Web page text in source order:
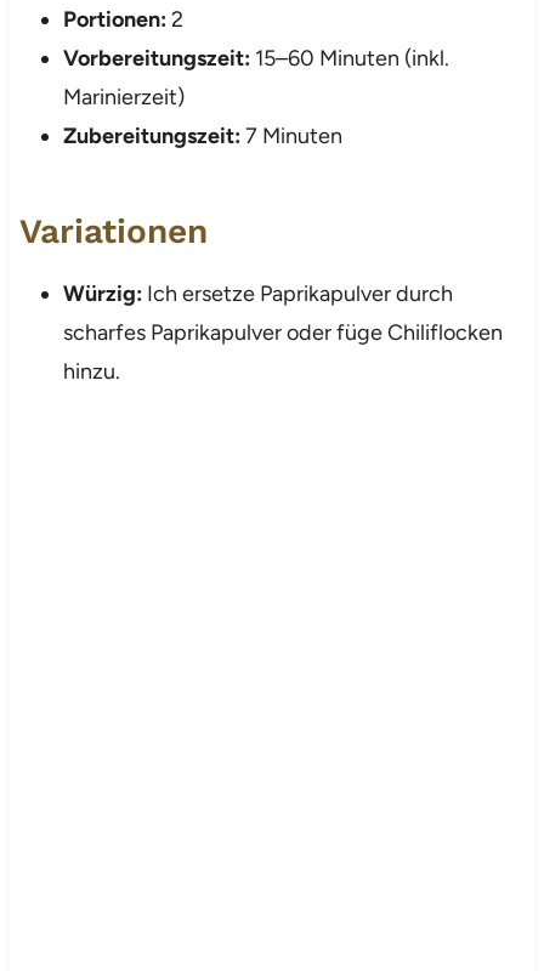
Portionen:2
Vorbereitungszeit:15–60 Minuten (inkl.
Marinierzeit)
Zubereitungszeit:7 Minuten
Variationen
Würzig:Ich ersetze Paprikapulver durch
scharfes Paprikapulver oder füge Chiliflocken
hinzu.